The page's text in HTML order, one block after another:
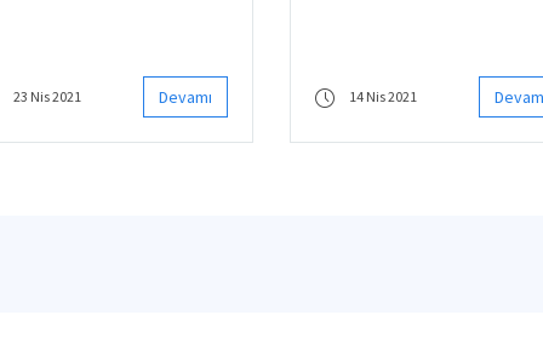
23 Nis 2021 Devamı 14 Nis 2021